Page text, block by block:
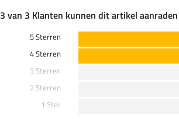
3 van 3 Klanten kunnen dit artikel aanraden
5 Sterren
4 Sterren
3 Sterren
2 Sterren
1 Ster